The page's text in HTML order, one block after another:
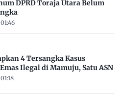
DPRD Toraja Utara Belum
4 Tersangka Kasus
Ilegal di Mamuju, Satu ASN